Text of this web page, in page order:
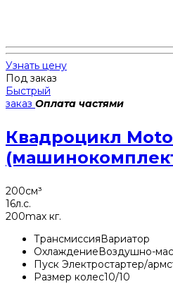
Узнать цену
Под заказ
Быстрый
заказ Оплата частями
Квадроцикл
200см³
16л.с.
200max кг.
ТрансмиссияВариатор
ОхлаждениеВоздушно-
Пуск Электростартер/
Размер колес10/10